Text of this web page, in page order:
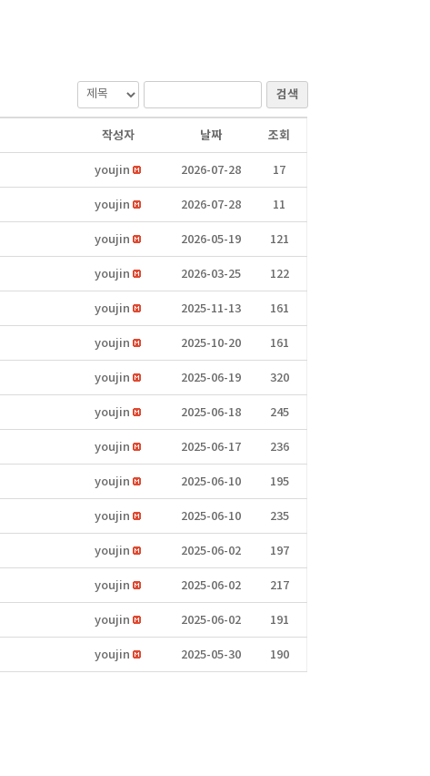
검색
작성자 날짜 조회
youjin 2026-07-28 17
youjin 2026-07-28 11
youjin 2026-05-19 121
youjin 2026-03-25 122
youjin 2025-11-13 161
youjin 2025-10-20 161
youjin 2025-06-19 320
youjin 2025-06-18 245
youjin 2025-06-17 236
youjin 2025-06-10 195
youjin 2025-06-10 235
youjin 2025-06-02 197
youjin 2025-06-02 217
youjin 2025-06-02 191
youjin 2025-05-30 190